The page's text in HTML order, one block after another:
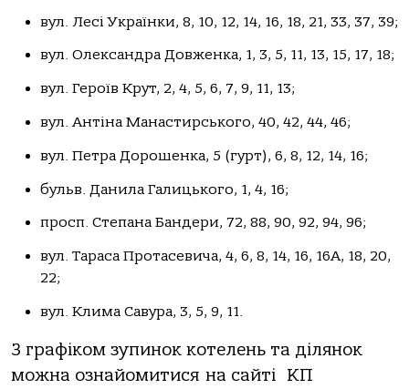
вул. Лесі Українки, 8, 10, 12, 14, 16, 18, 21, 33, 37, 39;
вул. Олександра Довженка, 1, 3, 5, 11, 13, 15, 17, 18;
вул. Героїв Крут, 2, 4, 5, 6, 7, 9, 11, 13;
вул. Антіна Манастиpського, 40, 42, 44, 46;
вул. Петра Доpошенка, 5 (гурт), 6, 8, 12, 14, 16;
бульв. Данила Галицького, 1, 4, 16;
просп. Степана Бандеpи, 72, 88, 90, 92, 94, 96;
вул. Тараса Протасевича, 4, 6, 8, 14, 16, 16А, 18, 20,
22;
вул. Клима Савура, 3, 5, 9, 11.
З графіком зупинок котелень та ділянок
можна ознайомитися на сайті КП